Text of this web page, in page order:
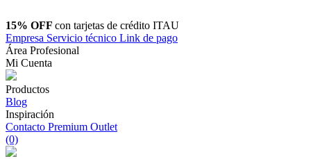
15% OFF con tarjetas de crédito ITAU
Empresa Servicio técnico Link de pago
Área Profesional
Mi Cuenta
Productos
Blog
Inspiración
Contacto Premium Outlet
(0)